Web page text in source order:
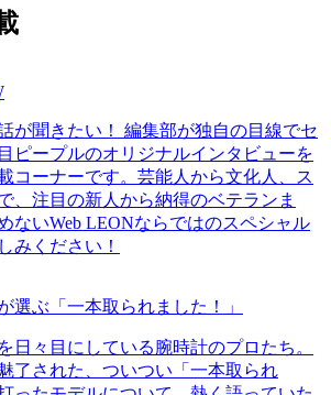
が聞きたい！ 編集部が独自の目線でセ
ピープルのオリジナルインタビューを
コーナーです。芸能人から文化人、ス
、注目の新人から納得のベテランま
ないWeb LEONならではのスペシャル
みください！
選ぶ「一本取られました！」
日々目にしている腕時計のプロたち。
了された、ついつい「一本取られ